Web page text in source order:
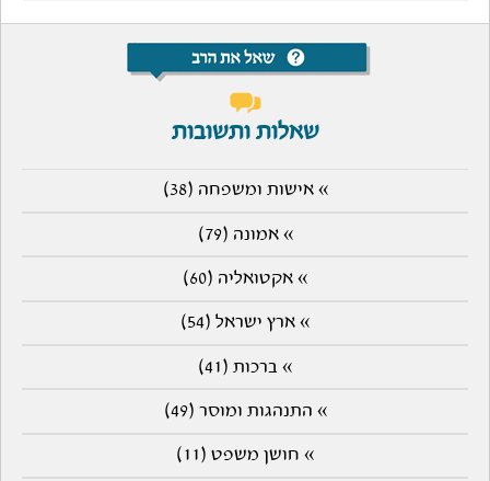
שאלות ותשובות
» אישות ומשפחה (38)
» אמונה (79)
» אקטואליה (60)
» ארץ ישראל (54)
» ברכות (41)
» התנהגות ומוסר (49)
» חושן משפט (11)